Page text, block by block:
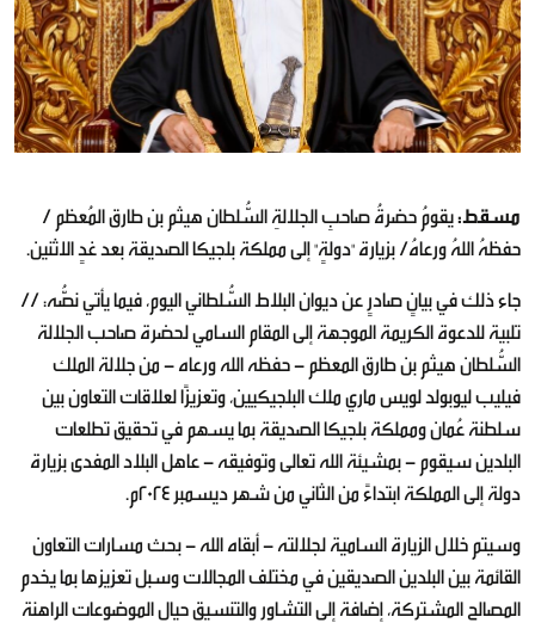
مسقط:يقومُ حضرةُ صاحبِ الجلالةِ السُّلطان هيثم بن طارق المُعظم /
حفظهُ اللهُ ورعاهُ/ بزيارة "دولةٍ" إلى مملكة بلجيكا الصديقة بعد غدٍ الاثنين.
جاء ذلك في بيانٍ صادرٍ عن ديوان البلاط السُّلطاني اليوم، فيما يأتي نصُّه: //
تلبية للدعوة الكريمة الموجهة إلى المقام السامي لحضرة صاحب الجلالة
السُّلطان هيثم بن طارق المعظم - حفظه الله ورعاه - من جلالة الملك
فيليب ليوبولد لويس ماري ملك البلجيكيين، وتعزيزًا لعلاقات التعاون بين
سلطنة عُمان ومملكة بلجيكا الصديقة بما يسهم في تحقيق تطلعات
البلدين سيقوم - بمشيئة الله تعالى وتوفيقه - عاهل البلاد المفدى بزيارة
دولة إلى المملكة ابتداءً من الثاني من شهر ديسمبر 2024م.
وسيتم خلال الزيارة السامية لجلالته - أبقاه الله - بحث مسارات التعاون
القائمة بين البلدين الصديقين في مختلف المجالات وسبل تعزيزها بما يخدم
المصالح المشتركة، إضافة إلى التشاور والتنسيق حيال الموضوعات الراهنة